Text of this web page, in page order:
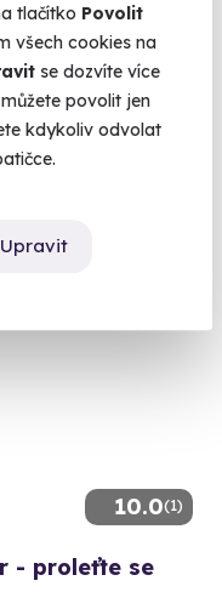
tlačítko Povolit
všech cookies na
se dozvíte více
povolit jen
kdykoliv odvolat
Upravit
Supermarine
světové válce!
10.0(1)
- proleťte se